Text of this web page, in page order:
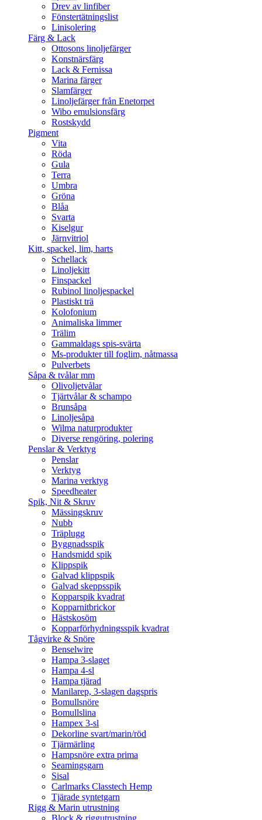
Drev av linfiber
Fönstertätningslist
Linisolering
Färg & Lack
Ottosons linoljefärger
Konstnärsfärg
Lack & Fernissa
Marina färger
Slamfärger
Linoljefärger från Enetorpet
Wibo emulsionsfärg
Rostskydd
Pigment
Vita
Röda
Gula
Terra
Umbra
Gröna
Blåa
Svarta
Kiselgur
Järnvitriol
Kitt, spackel, lim, harts
Schellack
Linoljekitt
Finspackel
Rubinol linoljespackel
Plastiskt trä
Kolofonium
Animaliska limmer
Trälim
Gammaldags spis-svärta
Ms-produkter till foglim, nåtmassa
Pulverbets
Såpa & tvålar mm
Olivoljetvålar
Tjärtvålar & schampo
Brunsåpa
Linoljesåpa
Wilma naturprodukter
Diverse rengöring, polering
Penslar & Verktyg
Penslar
Verktyg
Marina verktyg
Speedheater
Spik, Nit & Skruv
Mässingskruv
Nubb
Träplugg
Byggnadsspik
Handsmidd spik
Klippspik
Galvad klippspik
Galvad skeppsspik
Kopparspik kvadrat
Kopparnitbrickor
Hästskosöm
Kopparförhydningsspik kvadrat
Tågvirke & Snöre
Benselwire
Hampa 3-slaget
Hampa 4-sl
Hampa tjärad
Manilarep, 3-slagen dagspris
Bomullsnöre
Bomullslina
Hampex 3-sl
Dekorline svart/marin/röd
Tjärmärling
Hampsnöre extra prima
Seamingsgarn
Sisal
Carlmarks Classtech Hemp
Tjärade syntetgarn
Rigg & Marin utrustning
Block & riggutrustning